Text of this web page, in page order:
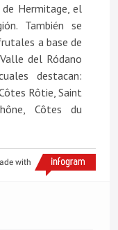
Hermitage, el
También se
a base de
del Ródano
destacan:
Rôtie, Saint
Côtes du
with